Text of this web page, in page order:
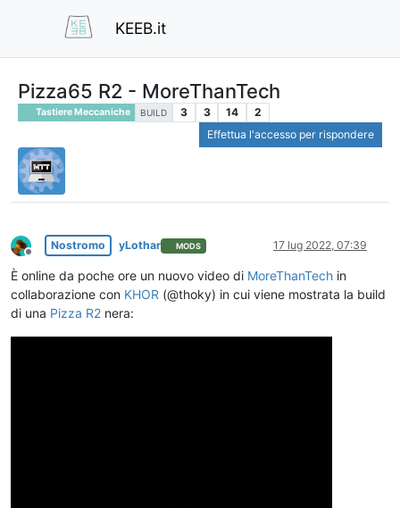
KEEB.it
Pizza65 R2 - MoreThanTech
Tastiere Meccaniche BUILD 3 3 14
2
Effettua l'accesso per rispondere
Non in linea
Nostromo yLothar MODS 17 lug 2022, 07:39
È online da poche ore un nuovo video di MoreThanTech in
collaborazione con KHOR (@thoky) in cui viene mostrata la build
di una Pizza R2 nera: